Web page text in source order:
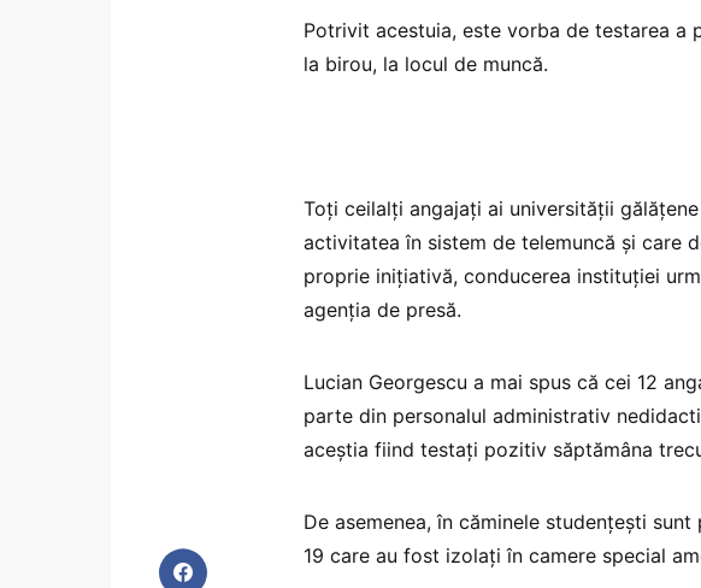
Potrivit acestuia, este vorba de testarea a
la birou, la locul de muncă.
Toţi ceilalţi angajaţi ai universităţii
activitatea în sistem de telemuncă şi care
proprie iniţiativă, conducerea instituţiei
agenția de presă.
Lucian Georgescu a mai spus că cei 12
parte din personalul administrativ
aceştia fiind testaţi pozitiv săptămâna
De asemenea, în căminele studenţeşti
19 care au fost izolaţi în camere special